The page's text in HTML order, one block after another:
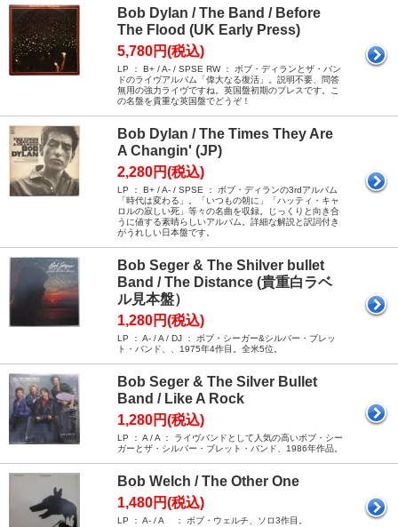
Bob Dylan / The Band / Before
The Flood (UK Early Press)
5,780円(税込)
LP ： B+ / A- / SPSE RW ： ボブ・ディランとザ・バン
ドのライヴアルバム「偉大なる復活」。説明不要、問答
無用の強力ライヴですね。英国盤初期のプレスです。こ
の名盤を貴重な英国盤でどうぞ！
Bob Dylan / The Times They Are
A Changin' (JP)
2,280円(税込)
LP ： B+ / A- / SPSE ： ボブ・ディランの3rdアルバム
「時代は変わる」。「いつもの朝に」「ハッティ・キャ
ロルの寂しい死」等々の名曲を収録。じっくりと向き合
うに値する素晴らしいアルバム。詳細な解説と訳詞付き
がうれしい日本盤です。
Bob Seger & The Shilver bullet
Band / The Distance (貴重白ラベ
ル見本盤）
1,280円(税込)
LP ： A- / A / DJ ： ボブ・シーガー&シルバー・ブレッ
ト・バンド、、1975年4作目。全米5位。
Bob Seger & The Silver Bullet
Band / Like A Rock
1,280円(税込)
LP ： A / A ： ライヴバンドとして人気の高いボブ・シー
ガーとザ・シルバー・ブレット・バンド、1986年作品。
Bob Welch / The Other One
1,480円(税込)
LP ： A- / A ： ボブ・ウェルチ、ソロ3作目。